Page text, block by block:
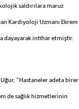
saldırılara maruz
Kardiyoloji Uzmanı Ekrem
dayayarak intihar etmiştir.
Uğur, “Hastaneler adeta birer
de sağlık hizmetlerinin